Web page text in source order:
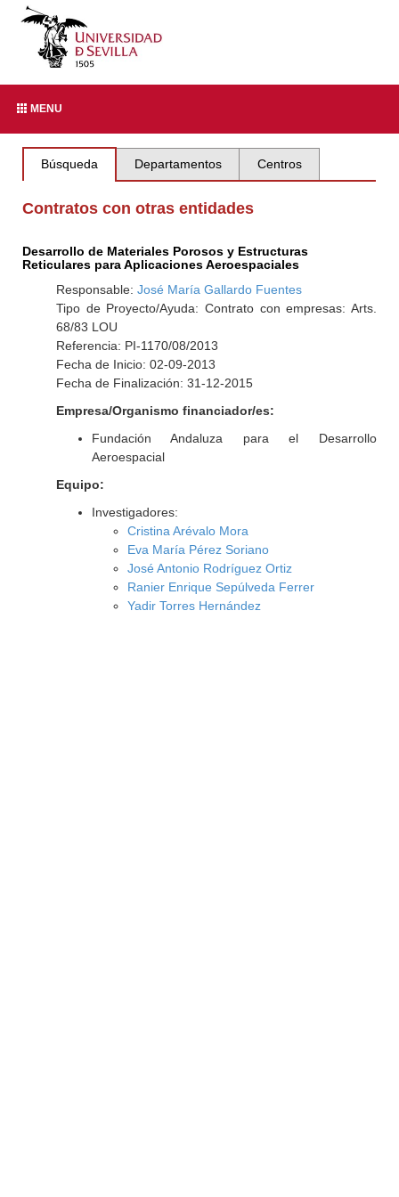
MENU
Búsqueda Departamentos Centros
Contratos con otras entidades
Desarrollo de Materiales Porosos y Estructuras
Reticulares para Aplicaciones Aeroespaciales
Responsable: José María Gallardo Fuentes
Tipo de Proyecto/Ayuda: Contrato con empresas: Arts.
68/83 LOU
Referencia: PI-1170/08/2013
Fecha de Inicio: 02-09-2013
Fecha de Finalización: 31-12-2015
Empresa/Organismo financiador/es:
Fundación Andaluza para el Desarrollo
Aeroespacial
Equipo:
Investigadores:
Cristina Arévalo Mora
Eva María Pérez Soriano
José Antonio Rodríguez Ortiz
Ranier Enrique Sepúlveda Ferrer
Yadir Torres Hernández